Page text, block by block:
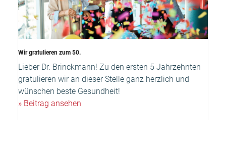
Wir gratulieren zum 50.
Lieber Dr. Brinckmann! Zu den ersten 5 Jahrzehnten
gratulieren wir an dieser Stelle ganz herzlich und
wünschen beste Gesundheit!
» Beitrag ansehen